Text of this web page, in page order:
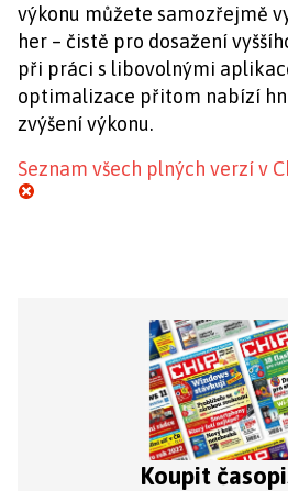
výkonu můžete samozřejmě
her – čistě pro dosažení
při práci s libovolnými
optimalizace přitom nabízí
zvýšení výkonu.
Seznam všech plných verzí v
Koupit